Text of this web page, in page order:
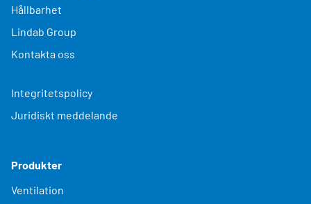
Hållbarhet
Lindab Group
Kontakta oss
Integritetspolicy
Juridiskt meddelande
Produkter
Ventilation